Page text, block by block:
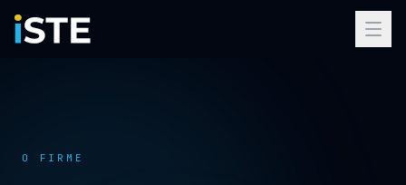
Preskočiť na obsah
O FIRME